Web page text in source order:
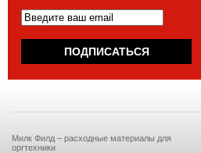
Милк Филд – расходные материалы для
оргтехники